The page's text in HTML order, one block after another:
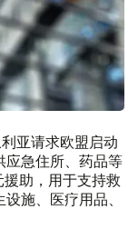
亚请求欧盟启动
应急住所、药品等
助，用于支持救
施、医疗用品、